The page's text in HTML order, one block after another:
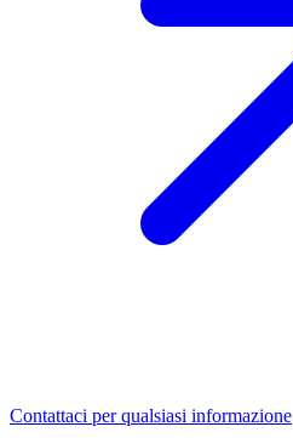
Contattaci per qualsiasi informazione